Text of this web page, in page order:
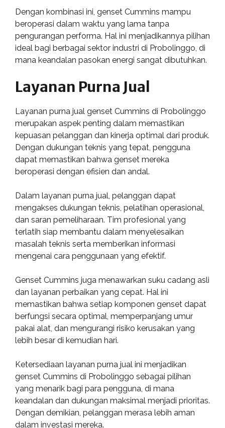
Dengan kombinasi ini, genset Cummins mampu
beroperasi dalam waktu yang lama tanpa
pengurangan performa. Hal ini menjadikannya pilihan
ideal bagi berbagai sektor industri di Probolinggo, di
mana keandalan pasokan energi sangat dibutuhkan.
Layanan Purna Jual
Layanan purna jual genset Cummins di Probolinggo
merupakan aspek penting dalam memastikan
kepuasan pelanggan dan kinerja optimal dari produk.
Dengan dukungan teknis yang tepat, pengguna
dapat memastikan bahwa genset mereka
beroperasi dengan efisien dan andal.
Dalam layanan purna jual, pelanggan dapat
mengakses dukungan teknis, pelatihan operasional,
dan saran pemeliharaan. Tim profesional yang
terlatih siap membantu dalam menyelesaikan
masalah teknis serta memberikan informasi
mengenai cara penggunaan yang efektif.
Genset Cummins juga menawarkan suku cadang asli
dan layanan perbaikan yang cepat. Hal ini
memastikan bahwa setiap komponen genset dapat
berfungsi secara optimal, memperpanjang umur
pakai alat, dan mengurangi risiko kerusakan yang
lebih besar di kemudian hari.
Ketersediaan layanan purna jual ini menjadikan
genset Cummins di Probolinggo sebagai pilihan
yang menarik bagi para pengguna, di mana
keandalan dan dukungan maksimal menjadi prioritas.
Dengan demikian, pelanggan merasa lebih aman
dalam investasi mereka.